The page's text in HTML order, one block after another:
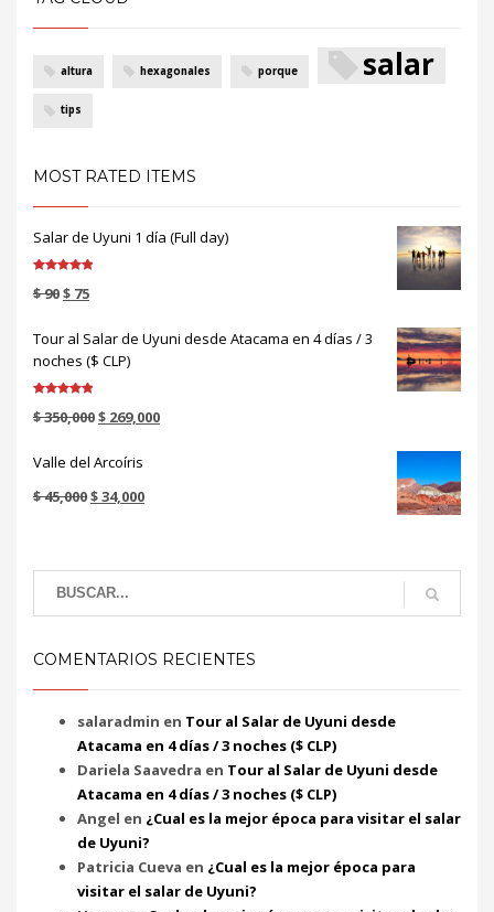
altura hexagonales porque salar
tips
MOST RATED ITEMS
Salar de Uyuni 1 día (Full day)
5.00de 5
$90$ 75
Tour al Salar de Uyuni desde Atacama en 4 días / 3
noches ($ CLP)
5.00de 5
$350,000$ 269,000
Valle del Arcoíris
$45,000$34,000
COMENTARIOS RECIENTES
salaradmin en Tour al Salar de Uyuni desde
Atacama en 4 días / 3 noches ($ CLP)
Dariela Saavedra en Tour al Salar de Uyuni desde
Atacama en 4 días / 3 noches ($ CLP)
Angel en ¿Cual es la mejor época para visitar el salar
de Uyuni?
Patricia Cueva en ¿Cual es la mejor época para
visitar el salar de Uyuni?